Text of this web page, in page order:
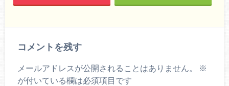
コメントを残す
メールアドレスが公開されることはありません。
※
が付いている欄は必須項目です